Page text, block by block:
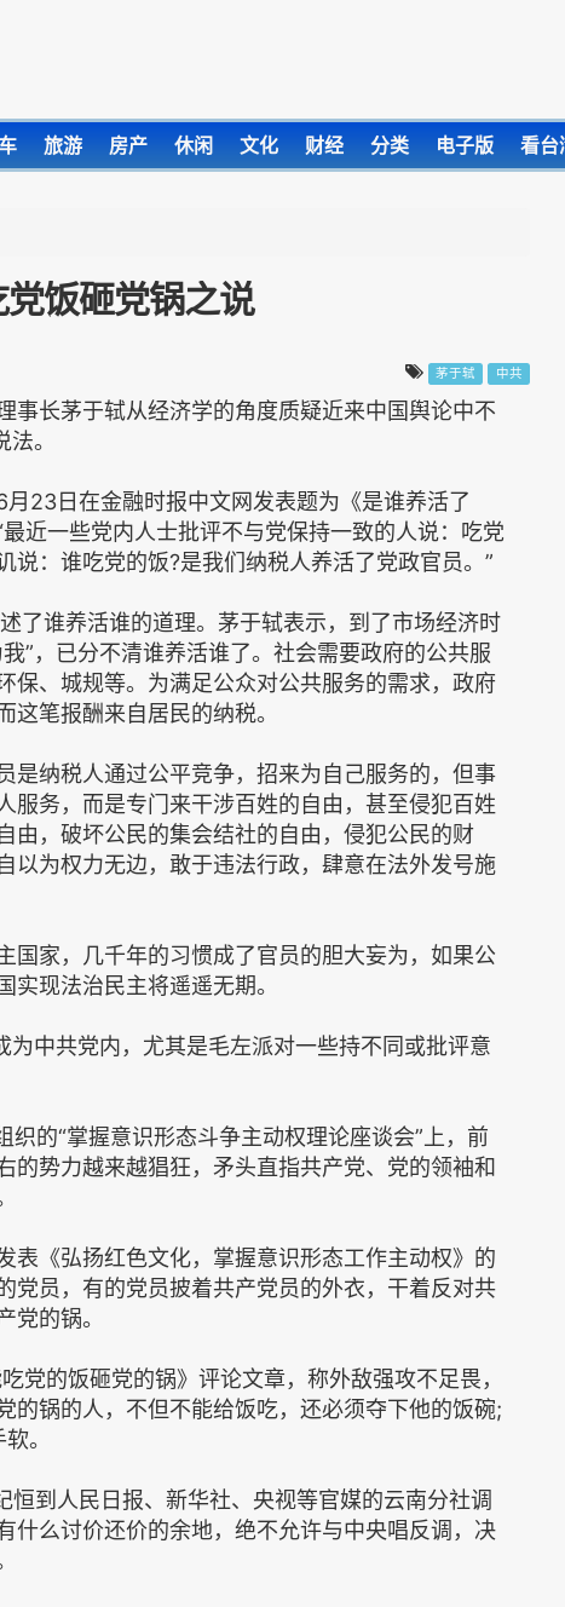
旅游 房产 休闲 文化 财经 分类 电子版 看台
饭砸党锅之说
茅于轼 中共
事长茅于轼从经济学的角度质疑近来中国舆论中不
。
23日在金融时报中文网发表题为《是谁养活了
近一些党内人士批评不与党保持一致的人说：吃党
说：谁吃党的饭?是我们纳税人养活了党政官员。”
了谁养活谁的道理。茅于轼表示，到了市场经济时
”，已分不清谁养活谁了。社会需要政府的公共服
保、城规等。为满足公众对公共服务的需求，政府
笔报酬来自居民的纳税。
是纳税人通过公平竞争，招来为自己服务的，但事
服务，而是专门来干涉百姓的自由，甚至侵犯百姓
由，破坏公民的集会结社的自由，侵犯公民的财
以为权力无边，敢于违法行政，肆意在法外发号施
国家，几千年的习惯成了官员的胆大妄为，如果公
实现法治民主将遥遥无期。
为中共党内，尤其是毛左派对一些持不同或批评意
织的“掌握意识形态斗争主动权理论座谈会”上，前
的势力越来越猖狂，矛头直指共产党、党的领袖和
表《弘扬红色文化，掌握意识形态工作主动权》的
党员，有的党员披着共产党员的外衣，干着反对共
党的锅。
党的饭砸党的锅》评论文章，称外敌强攻不足畏，
的锅的人，不但不能给饭吃，还必须夺下他的饭碗;
。
到人民日报、新华社、央视等官媒的云南分社调
什么讨价还价的余地，绝不允许与中央唱反调，决